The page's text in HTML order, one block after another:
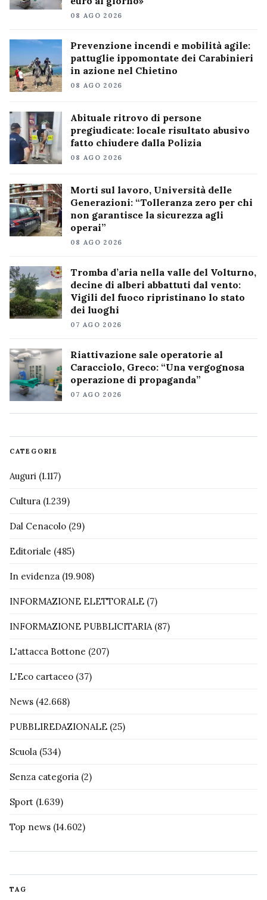
08 AGO 2026
Prevenzione incendi e mobilità agile:
pattuglie ippomontate dei Carabinieri
in azione nel Chietino
08 AGO 2026
Abituale ritrovo di persone
pregiudicate: locale risultato abusivo
fatto chiudere dalla Polizia
08 AGO 2026
Morti sul lavoro, Università delle
Generazioni: “Tolleranza zero per chi
non garantisce la sicurezza agli
operai”
08 AGO 2026
Tromba d’aria nella valle del Volturno,
decine di alberi abbattuti dal vento:
Vigili del fuoco ripristinano lo stato
dei luoghi
07 AGO 2026
Riattivazione sale operatorie al
Caracciolo, Greco: “Una vergognosa
operazione di propaganda”
07 AGO 2026
CATEGORIE
Auguri (1.117)
Cultura (1.239)
Dal Cenacolo (29)
Editoriale (485)
In evidenza (19.908)
INFORMAZIONE ELETTORALE (7)
INFORMAZIONE PUBBLICITARIA(87)
L'attacca Bottone (207)
L'Eco cartaceo (37)
News (42.668)
PUBBLIREDAZIONALE (25)
Scuola (534)
Senza categoria (2)
Sport (1.639)
Top news (14.602)
TAG